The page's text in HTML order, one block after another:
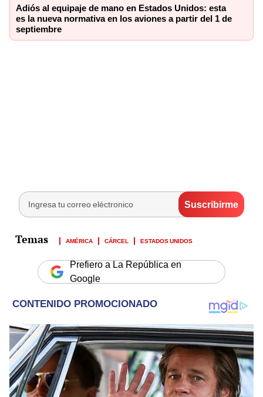
Adiós al equipaje de mano en Estados Unidos: esta
es la nueva normativa en los aviones a partir del 1 de
septiembre
AMÉRICA CÁRCEL ESTADOS UNIDOS
Prefiero a La República en
Google